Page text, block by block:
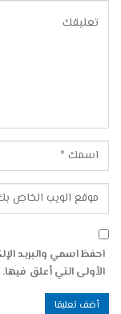
احفظ اسمي والبريد
الأولى التي أعلق فيها.